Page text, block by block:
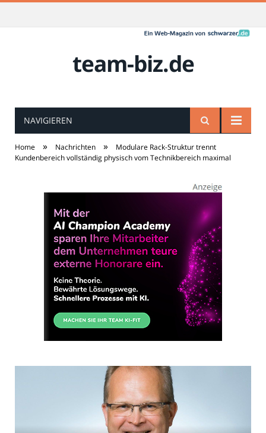
team-biz.de
NAVIGIEREN
Home » Nachrichten »
Modulare Rack-Struktur trennt
Kundenbereich vollständig physisch vom Technikbereich maximal